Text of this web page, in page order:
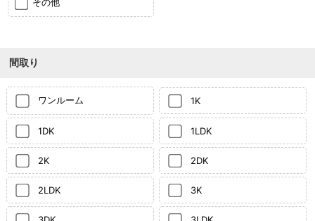
間取り
ワンルーム 1K
1DK 1LDK
2K 2DK
2LDK 3K